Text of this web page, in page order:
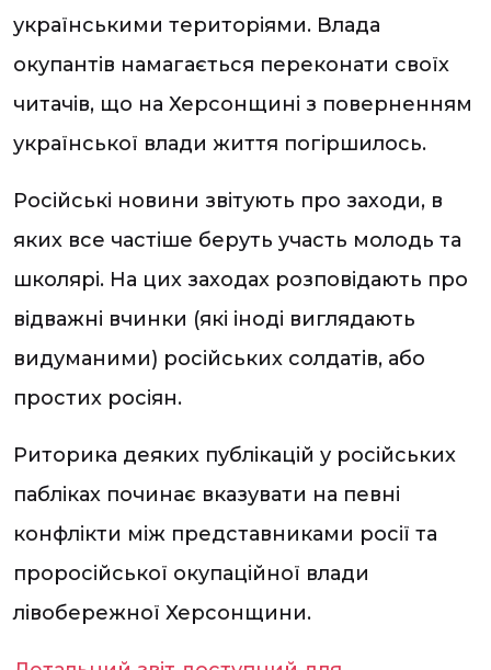
українськими територіями. Влада
окупантів намагається переконати своїх
читачів, що на Херсонщині з поверненням
української влади життя погіршилось.
Російські новини звітують про заходи, в
яких все частіше беруть участь молодь та
школярі. На цих заходах розповідають про
відважні вчинки (які іноді виглядають
видуманими) російських солдатів, або
простих росіян.
Риторика деяких публікацій у російських
пабліках починає вказувати на певні
конфлікти між представниками росії та
проросійської окупаційної влади
лівобережної Херсонщини.